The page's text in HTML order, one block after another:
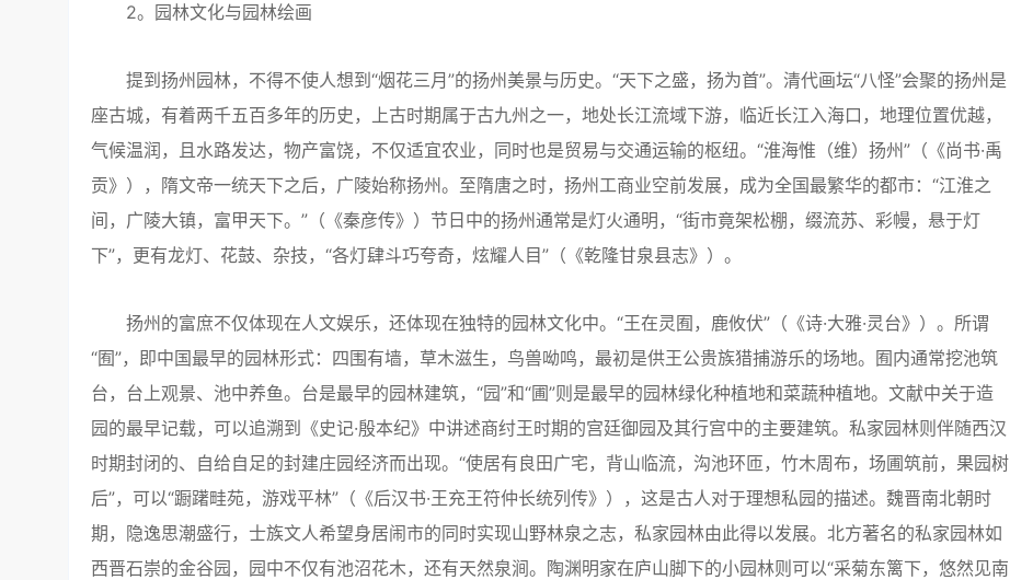
2。园林文化与园林绘画
提到扬州园林，不得不使人想到“烟花三月”的扬州美景与历史。“天下之盛，扬为首”。清代画坛“八怪”会聚的扬州是
座古城，有着两千五百多年的历史，上古时期属于古九州之一，地处长江流域下游，临近长江入海口，地理位置优越，
气候温润，且水路发达，物产富饶，不仅适宜农业，同时也是贸易与交通运输的枢纽。“淮海惟（维）扬州”（《尚书·禹
贡》），隋文帝一统天下之后，广陵始称扬州。至隋唐之时，扬州工商业空前发展，成为全国最繁华的都市：“江淮之
间，广陵大镇，富甲天下。”（《秦彦传》）节日中的扬州通常是灯火通明，“街市竟架松棚，缀流苏、彩幔，悬于灯
下”，更有龙灯、花鼓、杂技，“各灯肆斗巧夸奇，炫耀人目”（《乾隆甘泉县志》）。
扬州的富庶不仅体现在人文娱乐，还体现在独特的园林文化中。“王在灵囿，鹿攸伏”（《诗·大雅·灵台》）。所谓
“囿”，即中国最早的园林形式：四围有墙，草木滋生，鸟兽呦鸣，最初是供王公贵族猎捕游乐的场地。囿内通常挖池筑
台，台上观景、池中养鱼。台是最早的园林建筑，“园”和“圃”则是最早的园林绿化种植地和菜蔬种植地。文献中关于造
园的最早记载，可以追溯到《史记·殷本纪》中讲述商纣王时期的宫廷御园及其行宫中的主要建筑。私家园林则伴随西汉
时期封闭的、自给自足的封建庄园经济而出现。“使居有良田广宅，背山临流，沟池环匝，竹木周布，场圃筑前，果园树
后”，可以“蹰躇畦苑，游戏平林”（《后汉书·王充王符仲长统列传》），这是古人对于理想私园的描述。魏晋南北朝时
期，隐逸思潮盛行，士族文人希望身居闹市的同时实现山野林泉之志，私家园林由此得以发展。北方著名的私家园林如
西晋石崇的金谷园，园中不仅有池沼花木，还有天然泉涧。陶渊明家在庐山脚下的小园林则可以“采菊东篱下，悠然见南